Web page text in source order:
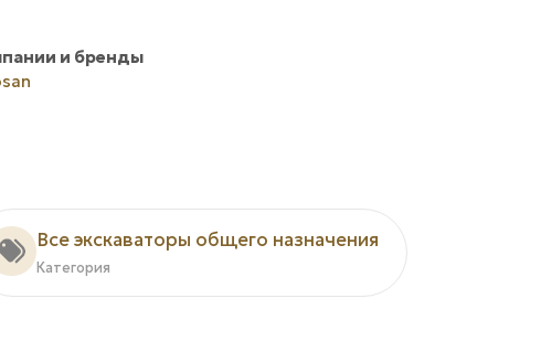
и бренды
Все экскаваторы общего назначения
Категория